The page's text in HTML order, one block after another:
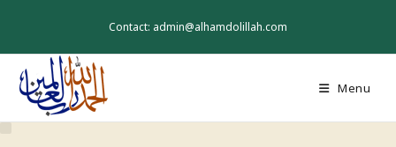
Contact: admin@alhamdolillah.com
Menu